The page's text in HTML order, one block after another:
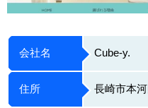
会社名 Cube-y.
住所 長崎市本